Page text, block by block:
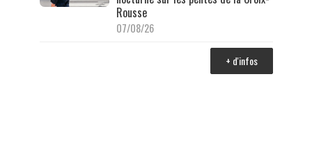
Rousse
07/08/26
+ d'infos